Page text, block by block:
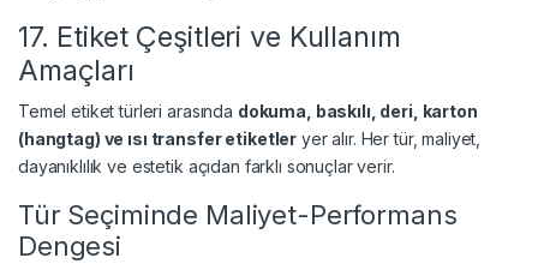
17. Etiket Çeşitleri ve Kullanım
Amaçları
Temel etiket türleri arasında dokuma, baskılı, deri, karton
(hangtag) ve ısı transfer etiketler yer alır. Her tür, maliyet,
dayanıklılık ve estetik açıdan farklı sonuçlar verir.
Tür Seçiminde Maliyet-Performans
Dengesi